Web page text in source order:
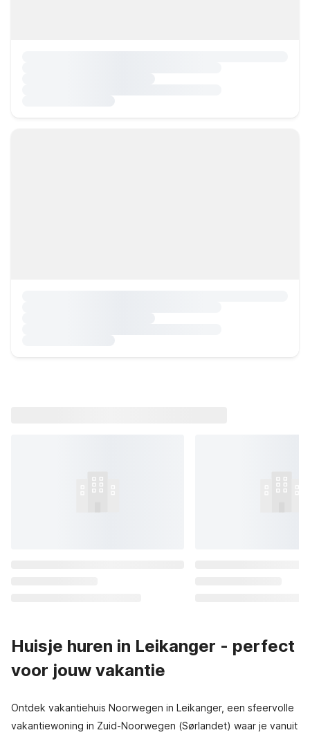
Huisje huren in Leikanger - perfect
voor jouw vakantie
Ontdek vakantiehuis Noorwegen in Leikanger, een sfeervolle
vakantiewoning in Zuid-Noorwegen (Sørlandet) waar je vanuit